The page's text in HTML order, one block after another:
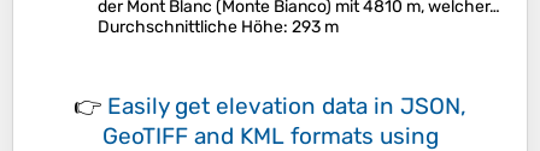
der Mont Blanc (Monte Bianco) mit 4810 m, welcher…
Durchschnittliche Höhe: 293 m
👉 Easily get elevation data in JSON,
GeoTIFF and KML formats using